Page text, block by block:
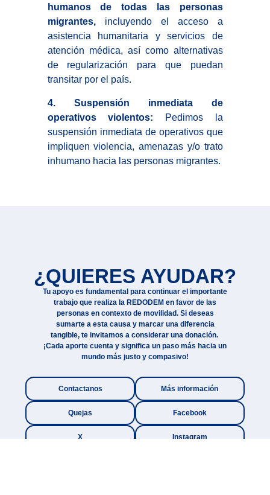
humanos de todas las personas
migrantes,incluyendo el acceso a
asistencia humanitaria y servicios de
atención médica, así como alternativas
de regularización para que puedan
transitar por el país.
4. Suspensión inmediata de
operativos violentos: Pedimos la
suspensión inmediata de operativos que
impliquen violencia, amenazas y/o trato
inhumano hacia las personas migrantes.
¿QUIERES AYUDAR?
Tu apoyo es fundamental para continuar el importante
trabajo que realiza la REDODEM en favor de las
personas en contexto de movilidad. Si deseas
sumarte a esta causa y marcar una diferencia
tangible, te invitamos a considerar una donación.
¡Cada aporte cuenta y significa un paso más hacia un
mundo más justo y compasivo!
Contactanos Más información
Quejas Facebook
X Instagram